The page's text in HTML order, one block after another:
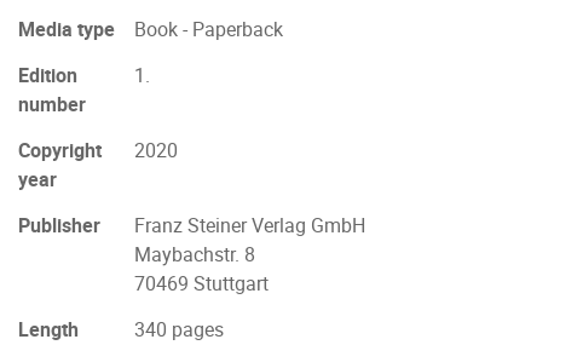
Media type
Book - Paperback
Edition
number
1.
Copyright
year
2020
Publisher
Franz Steiner Verlag GmbH
Maybachstr. 8
70469 Stuttgart
Length
340 pages